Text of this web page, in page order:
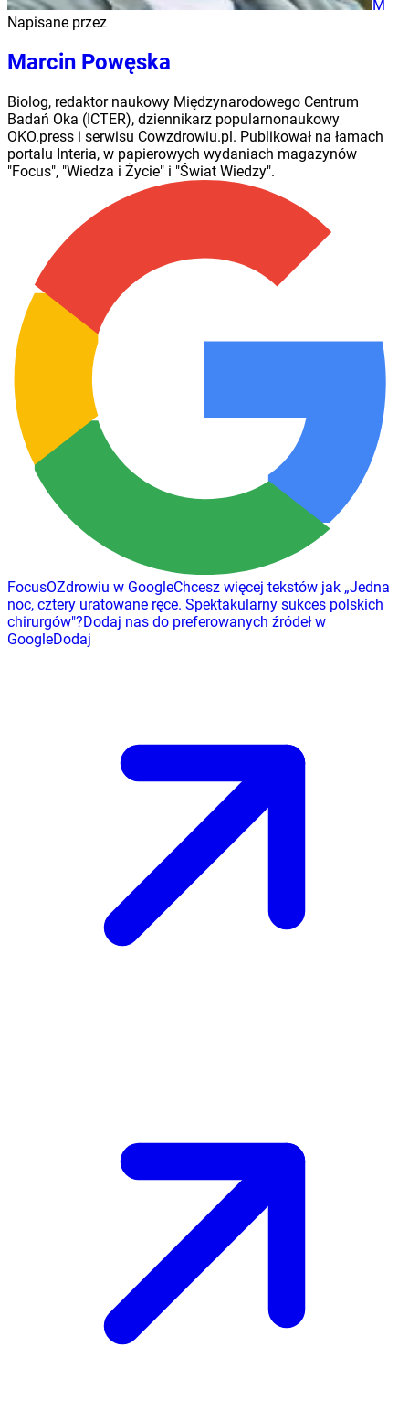
M
Napisane przez
Marcin Powęska
Biolog, redaktor naukowy Międzynarodowego Centrum
Badań Oka (ICTER), dziennikarz popularnonaukowy
OKO.press i serwisu Cowzdrowiu.pl. Publikował na łamach
portalu Interia, w papierowych wydaniach magazynów
"Focus", "Wiedza i Życie" i "Świat Wiedzy".
FocusOZdrowiu w GoogleChcesz więcej tekstów jak „Jedna
noc, cztery uratowane ręce. Spektakularny sukces polskich
chirurgów"?Dodaj nas do preferowanych źródeł w
GoogleDodaj